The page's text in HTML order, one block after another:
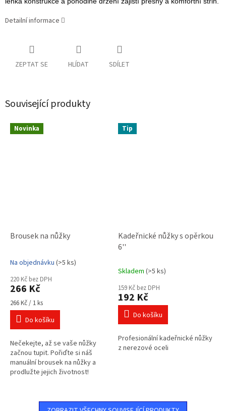
Detailní informace
ZEPTAT SE HLÍDAT SDÍLET
Související produkty
Novinka
Brousek na nůžky
Průměrné
hodnocení
produktu
je
3,0
z
hvězdiček.
Na objednávku (>5 ks)
220 Kč bez DPH
266 Kč
Měrná
cena:
266 Kč / 1 ks
Do košíku
Nečekejte, až se vaše nůžky
začnou tupit. Pořiďte si náš
manuální brousek na nůžky a
prodlužte jejich životnost!
Tip
Kadeřnické nůžky s opěrkou
6''
Skladem (>5 ks)
159 Kč bez DPH
192 Kč
Do košíku
Profesionální kadeřnické nůžky
z nerezové oceli